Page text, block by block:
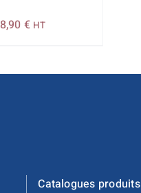
8,90 €Plage
HT
Catalogues produits